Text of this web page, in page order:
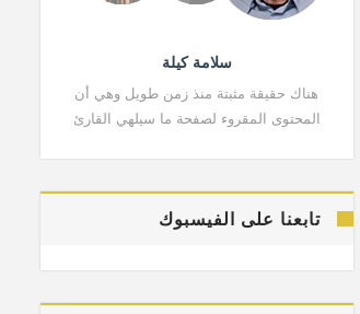
سلامة كيلة
هناك حقيقة مثبتة منذ زمن طويل وهي أن
المحتوى المقروء لصفحة ما سيلهي القارئ
تابعنا على الفيسبوك